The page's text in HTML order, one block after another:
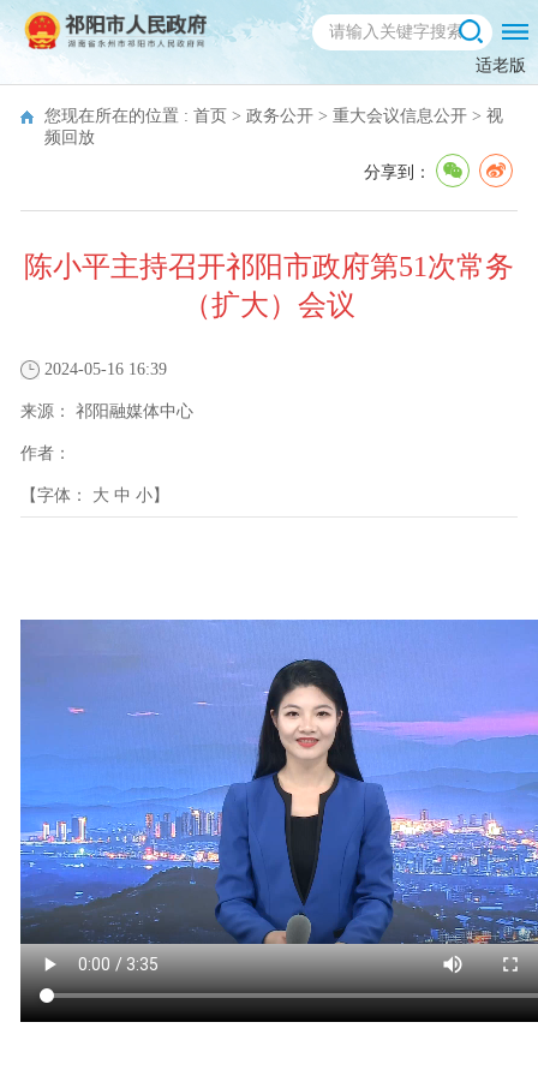
适老版
您现在所在的位置 : 首页 > 政务公开 > 重大会议信息公开 > 视
频回放
分享到：
陈小平主持召开祁阳市政府第51次常务
（扩大）会议
2024-05-16 16:39
来源： 祁阳融媒体中心
作者：
【字体： 大 中 小】